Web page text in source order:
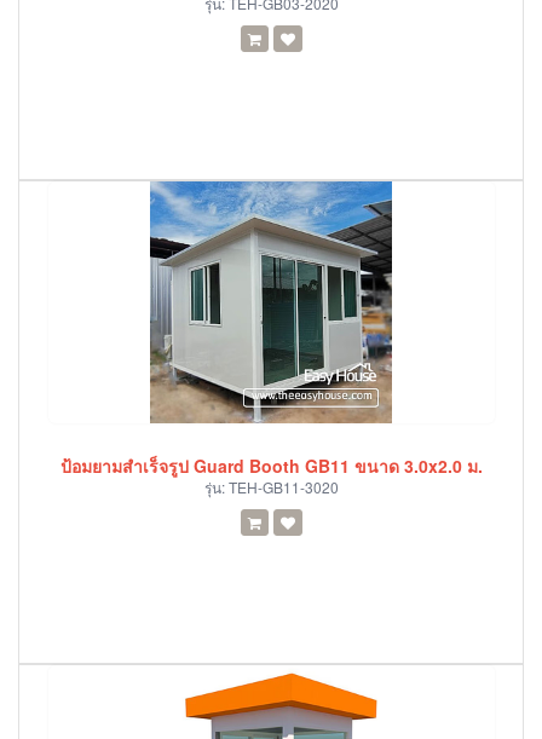
ป้อมยามสำเร็จรูป Guard Booth GB11 ขนาด 3.0x2.0 ม.
รุ่น:TEH-GB11-3020